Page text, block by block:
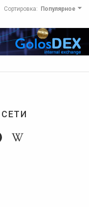
Сортировка: Популярное